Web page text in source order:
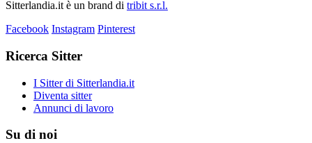
Sitterlandia.it è un brand di tribit s.r.l.
Facebook Instagram Pinterest
Ricerca Sitter
I Sitter di Sitterlandia.it
Diventa sitter
Annunci di lavoro
Su di noi